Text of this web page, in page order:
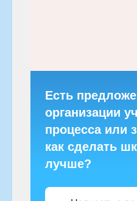
Есть
организации
процесса или
как сделать
лучше?